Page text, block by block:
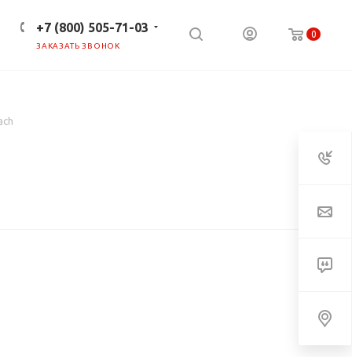
0
+7 (800) 505-71-03
ЗАКАЗАТЬ ЗВОНОК